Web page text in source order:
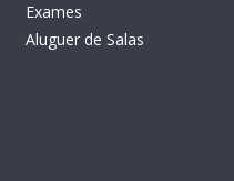
Exames
Aluguer de Salas